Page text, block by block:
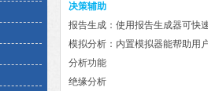
决策辅助
报告生成：使用报告生成器可快
模拟分析：内置模拟器能帮助用
分析功能
绝缘分析